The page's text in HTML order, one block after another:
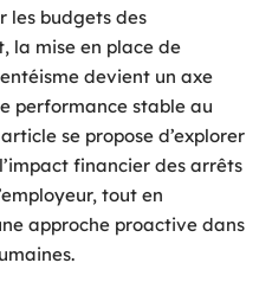
les budgets des
la mise en place de
devient un axe
performance stable au
se propose d’explorer
financier des arrêts
tout en
approche proactive dans